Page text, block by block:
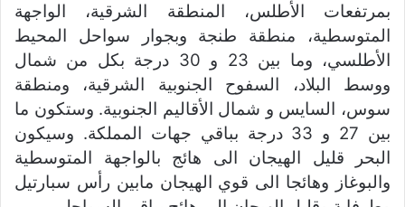
بمرتفعات الأطلس، المنطقة الشرقية، الواجهة
المتوسطية، منطقة طنجة وبجوار سواحل المحيط
الأطلسي، وما بين 23 و 30 درجة بكل من شمال
ووسط البلاد، السفوح الجنوبية الشرقية، ومنطقة
سوس، السايس و شمال الأقاليم الجنوبية. وستكون ما
بين 27 و 33 درجة بباقي جهات المملكة. وسيكون
البحر قليل الهيجان الى هائج بالواجهة المتوسطية
والبوغاز وهائجا الى قوي الهيجان مابين رأس سبارتيل